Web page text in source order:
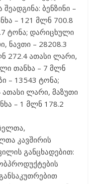
ბენზინი –
– 121 მლნ 700.8
ტონა; დარიცხული
ნავთი – 28208.3
272.4 ათასი ლარი,
თანხა – 7 მლნ
– 13543 ტონა;
ლარი, მაზუთი
– 1 მლნ 178.2
კავშირის
განცხადებით: